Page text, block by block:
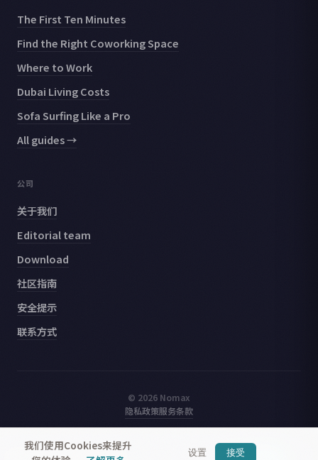
The First Ten Minutes
Find the Right Coworking Space
Where to Work
Dubai Living Costs
Sofa Surfing Like a Pro
All guides →
公司
关于我们
Editorial team
Download
社区指南
安全提示
联系方式
© 2026 Nomax
隐私政策服务条款
我们使用Cookies来提升
设置 接受
Nomax— 结识附近的旅行者 获取应用